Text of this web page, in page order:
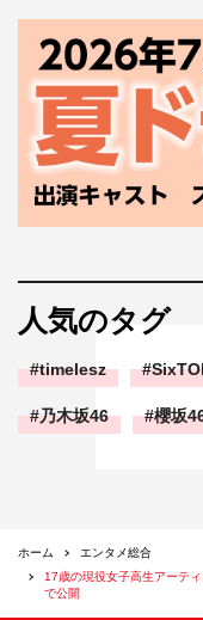
人気のタグ
timelesz
乃木坂46 櫻坂
ホーム
エンタメ総合
17歳の現役女子高生アーテ
で公開